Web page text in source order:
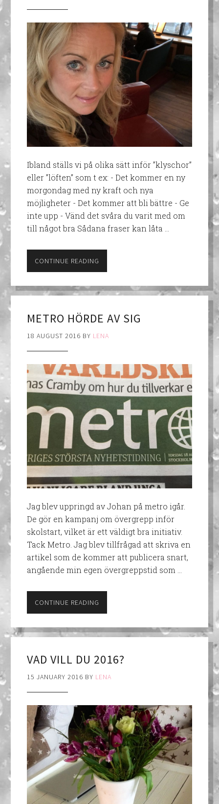
Ibland ställs vi på olika sätt inför ”klyschor”
eller ”löften” som t ex: - Det kommer en ny
morgondag med ny kraft och nya
möjligheter - Det kommer att bli bättre - Ge
inte upp - Vänd det svåra du varit med om
till något bra Sådana fraser kan låta …
CONTINUE READING
METRO HÖRDE AV SIG
18 AUGUST 2016 BY LENA
Jag blev uppringd av Johan på metro igår.
De gör en kampanj om övergrepp inför
skolstart, vilket är ett väldigt bra initiativ.
Tack Metro. Jag blev tillfrågad att skriva en
artikel som de kommer att publicera snart,
angående min egen övergreppstid som …
CONTINUE READING
VAD VILL DU 2016?
15 JANUARY 2016 BY LENA